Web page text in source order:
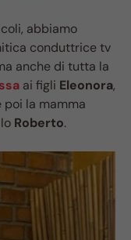
abbiamo
conduttrice tv
anche di tutta la
ai figli Eleonora,
poi la mamma
Roberto.